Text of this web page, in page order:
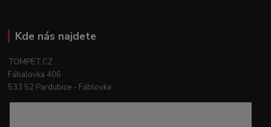
Kde nás najdete
TOMPET.CZ
Fábalovka 406
533 52 Pardubice - Fáblovka